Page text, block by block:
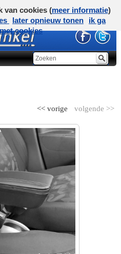
volgende >>
<< vorige
van cookies (meer informatie)
later opnieuw tonen
ik ga
cookies